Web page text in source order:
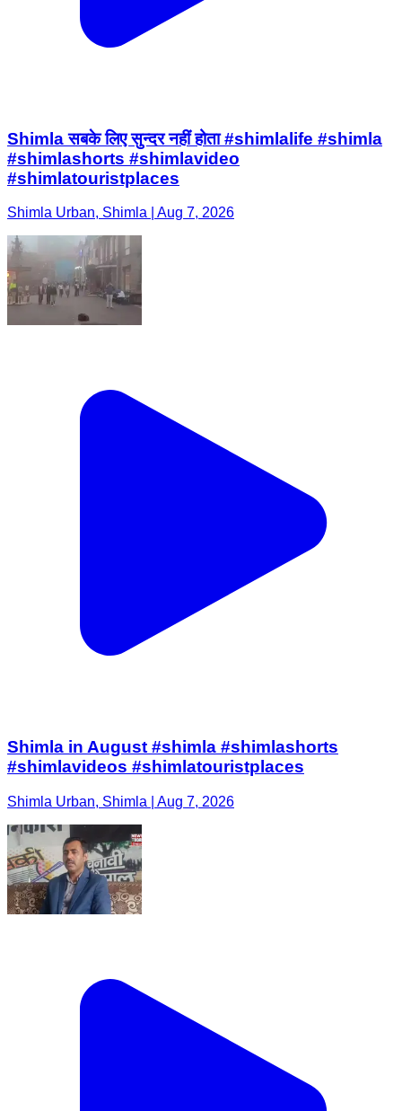
Shimla सबके लिए सुन्दर नहीं होता #shimlalife #shimla
#shimlashorts #shimlavideo
#shimlatouristplaces
Shimla Urban, Shimla | Aug 7, 2026
Shimla in August #shimla #shimlashorts
#shimlavideos #shimlatouristplaces
Shimla Urban, Shimla | Aug 7, 2026